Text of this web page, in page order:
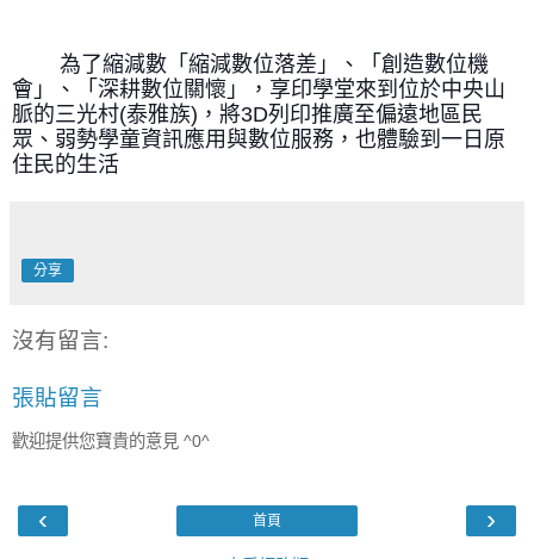
為了縮減數「縮減數位落差」、「創造數位機
會」、「深耕數位關懷」，享印學堂來到位於中央山
脈的三光村(泰雅族)，將3D列印推廣至偏遠地區民
眾、弱勢學童資訊應用與數位服務，也體驗到一日原
住民的生活
分享
沒有留言:
張貼留言
歡迎提供您寶貴的意見 ^0^
‹ ›
首頁